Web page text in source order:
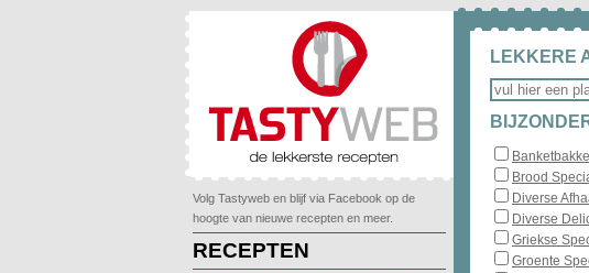
Volg Tastyweb en blijf via Facebook op de
hoogte van nieuwe recepten en meer.
RECEPTEN
LEKKERE
Brood
Diverse
Diverse
Griekse
Groente